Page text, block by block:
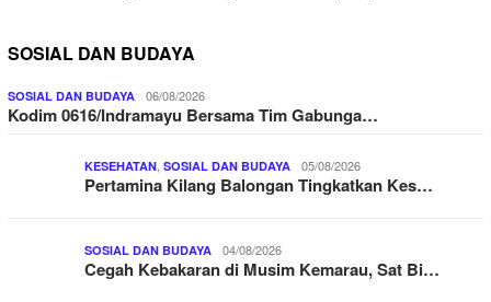
SOSIAL DAN BUDAYA
SOSIAL DAN BUDAYA 06/08/2026
Kodim 0616/Indramayu Bersama Tim Gabunga…
KESEHATAN SOSIAL DAN BUDAYA 05/08/2026
Pertamina Kilang Balongan Tingkatkan Kes…
SOSIAL DAN BUDAYA 04/08/2026
Cegah Kebakaran di Musim Kemarau, Sat Bi…